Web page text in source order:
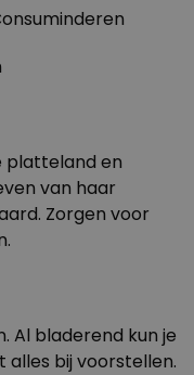
platteland en
van haar
Zorgen voor
Al bladerend kun je
alles bij voorstellen.